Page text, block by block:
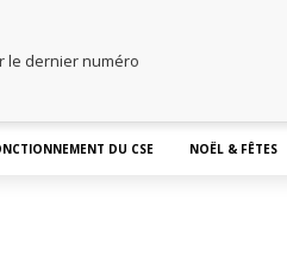
le dernier numéro
DU CSE NOËL & FÊTES